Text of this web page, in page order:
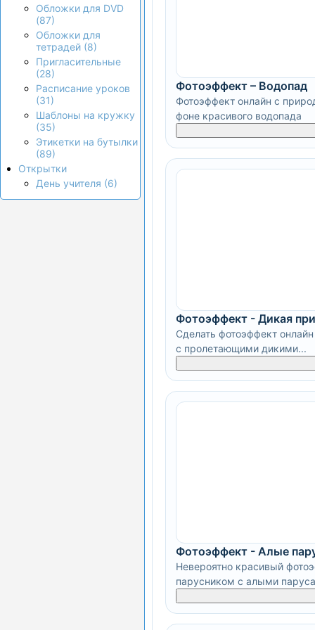
Обложки для DVD
(87)
Обложки для
тетрадей (8)
Пригласительные
(28)
Расписание уроков
(31)
Шаблоны на кружку
(35)
Этикетки на бутылки
(89)
Открытки
День учителя (6)
Фотоэффект – Водопад
Фотоэффект онлайн с
фоне красивого водопада
Фотоэффект - Дикая
Сделать фотоэффект
с пролетающими дикими...
Фотоэффект - Алые
Невероятно красивый
парусником с алыми